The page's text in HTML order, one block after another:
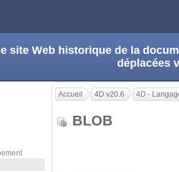
site Web historique de la
déplacées
Accueil 4D v20.6 4D -
BLOB